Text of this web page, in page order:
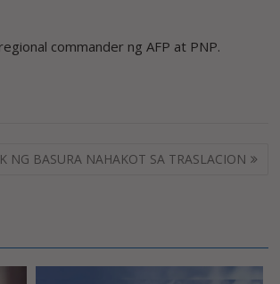
commander ng AFP at PNP.
NG BASURA NAHAKOT SA TRASLACION